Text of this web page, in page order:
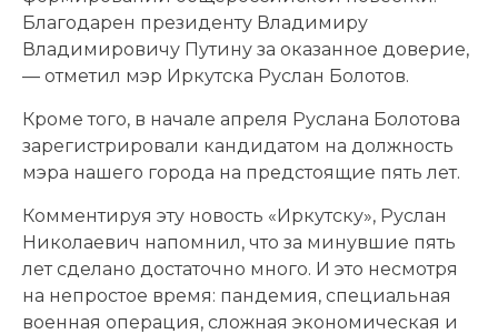
Благодарен президенту Владимиру
Владимировичу Путину за оказанное доверие,
— отметил мэр Иркутска Руслан Болотов.
Кроме того, в начале апреля Руслана Болотова
зарегистрировали кандидатом на должность
мэра нашего города на предстоящие пять лет.
Комментируя эту новость «Иркутску», Руслан
Николаевич напомнил, что за минувшие пять
лет сделано достаточно много. И это несмотря
на непростое время: пандемия, специальная
военная операция, сложная экономическая и